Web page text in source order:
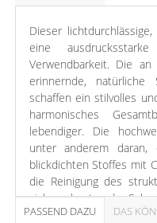
Dieser
eine
Verwendbarkeit. Die
erinnernde,
schaffen ein stilvolles
harmonisches
lebendiger. Die
unter anderem daran,
blickdichten Stoffes mit
die Reinigung des
sich am besten der
PASSEND DAZU DAS